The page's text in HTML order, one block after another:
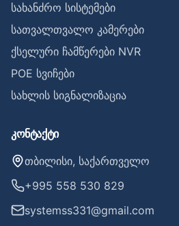
სახანძრო სისტემები
სათვალთვალო კამერები
ქსელური ჩამწერები NVR
POE სვიჩები
სახლის სიგნალიზაცია
კონტაქტი
თბილისი, საქართველო
+995 558 530 829
systemss331@gmail.com